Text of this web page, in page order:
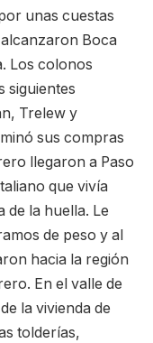
unas cuestas
Boca
Los colonos
siguientes
Trelew y
sus compras
llegaron a Paso
que vivía
de la huella. Le
de peso y al
hacia la región
En el valle de
la vivienda de
tolderías,